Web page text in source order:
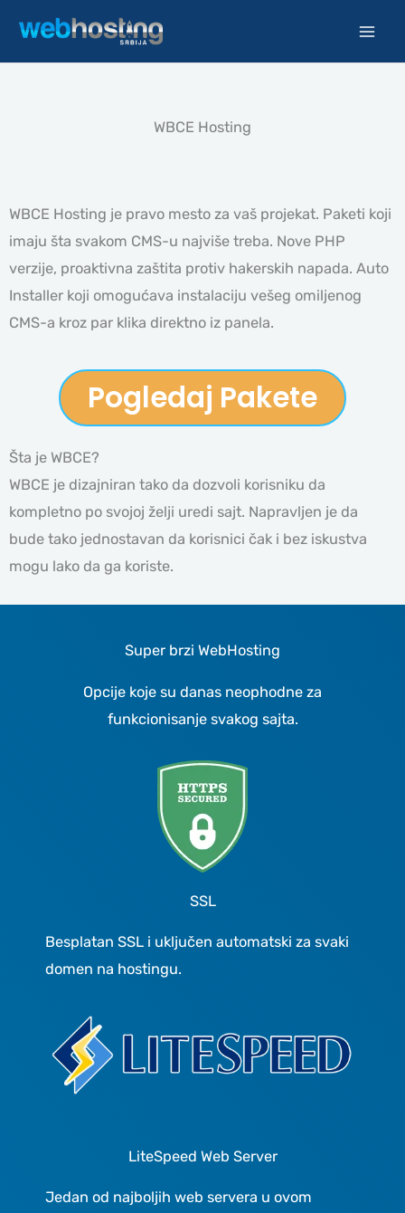
sadržaj
WBCE Hosting
WBCE Hosting je pravo mesto za vaš projekat. Paketi koji
imaju šta svakom CMS-u najviše treba. Nove PHP
verzije, proaktivna zaštita protiv hakerskih napada. Auto
Installer koji omogućava instalaciju vešeg omiljenog
CMS-a kroz par klika direktno iz panela.
Pogledaj Pakete
Šta je WBCE?
WBCE je dizajniran tako da dozvoli korisniku da
kompletno po svojoj želji uredi sajt. Napravljen je da
bude tako jednostavan da korisnici čak i bez iskustva
mogu lako da ga koriste.
Super brzi WebHosting
Opcije koje su danas neophodne za
funkcionisanje svakog sajta.
SSL
Besplatan SSL i uključen automatski za svaki
domen na hostingu.
LiteSpeed Web Server
Jedan od najboljih web servera u ovom